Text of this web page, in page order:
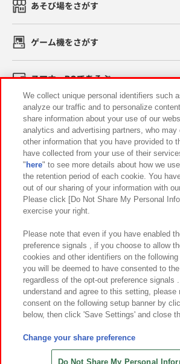
あそび場をさがす
ゲーム機をさがす
スマホ・PCであそぶ
イベント・キャンペーン
関連会社 サステナビリティ サ
プライバシーポリシー ウェブアクセシビリ
お取引先さまとともに
カスタマーハラスメント対応方針 よくあるご
©Bandai Namco Amusement Inc.
©Bandai Namco Amusement Lab
©HANAYASHIKI Co., Ltd. All Rights
We collect unique personal identifiers such
analyze our traffic and to personalize
share information about your use of our
analytics and advertising partners, who may
other information that you have provided to
have collected from your use of their
" here" to see more details about how we
the retention period of each cookie. You
out of our sharing of your information with
Please click [Do Not Share My Personal
exercise your right.
Please note that even if you have enabled
preference signals , if you choose to allow
cookies and other identifiers on the following
you will be deemed to have consented to
regardless of the opt-out preference signals
understand and agree to this setting, please
consent on the following setup banner by
below, then click 'Save Settings' and close
Change your share preference
Do Not Share My Personal